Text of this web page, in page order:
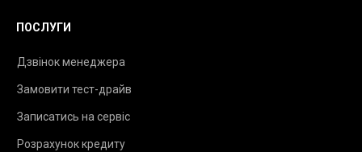
ПОСЛУГИ
Дзвінок менеджера
Замовити тест-драйв
Записатись на сервіс
Розрахунок кредиту